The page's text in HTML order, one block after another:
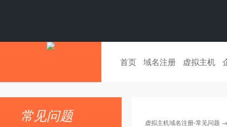
首页 域名注册 虚拟主机
常见问题 虚拟主机域名注册-常见问题